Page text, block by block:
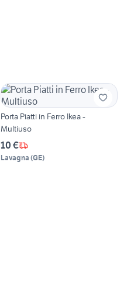
Porta Piatti in Ferro Ikea -
Multiuso
10 €
Lavagna (GE)